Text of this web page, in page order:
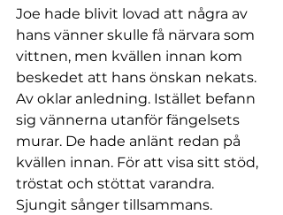
Joe hade blivit lovad att några av
hans vänner skulle få närvara som
vittnen, men kvällen innan kom
beskedet att hans önskan nekats.
Av oklar anledning. Istället befann
sig vännerna utanför fängelsets
murar. De hade anlänt redan på
kvällen innan. För att visa sitt stöd,
tröstat och stöttat varandra.
Sjungit sånger tillsammans.